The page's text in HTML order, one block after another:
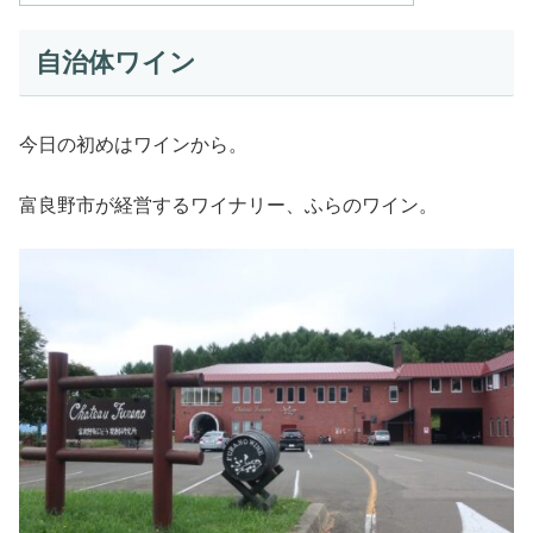
自治体ワイン
今日の初めはワインから。
富良野市が経営するワイナリー、ふらのワイン。